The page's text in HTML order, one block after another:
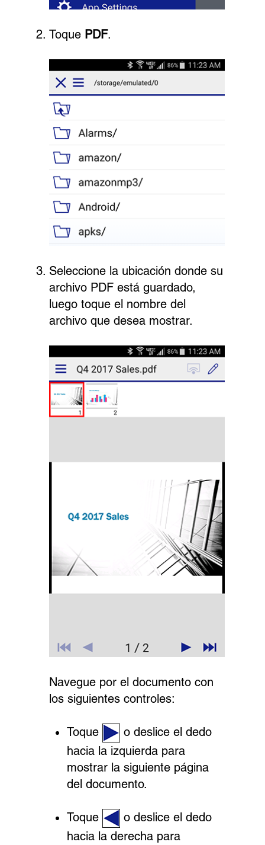
Toque PDF.
Seleccione la ubicación donde su
archivo PDF está guardado,
luego toque el nombre del
archivo que desea mostrar.
Navegue por el documento con
los siguientes controles:
Toque
o deslice el dedo
hacia la izquierda para
mostrar la siguiente página
del documento.
Toque
o deslice el dedo
hacia la derecha para